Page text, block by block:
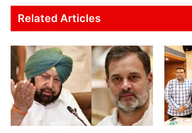
s
A
p
p
e
b
o
o
k
er l
e
dI
n
e
Related Articles